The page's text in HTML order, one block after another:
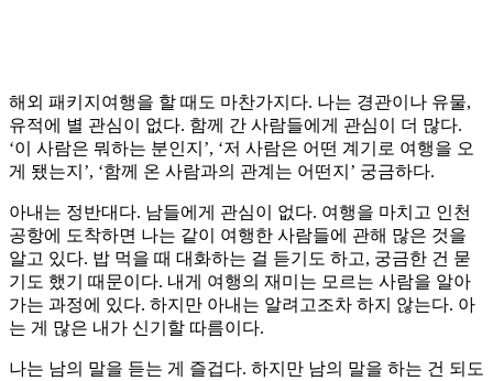
해외 패키지여행을 할 때도 마찬가지다. 나는 경관이나 유물,
유적에 별 관심이 없다. 함께 간 사람들에게 관심이 더 많다.
‘이 사람은 뭐하는 분인지’, ‘저 사람은 어떤 계기로 여행을 오
게 됐는지’, ‘함께 온 사람과의 관계는 어떤지’ 궁금하다.
아내는 정반대다. 남들에게 관심이 없다. 여행을 마치고 인천
공항에 도착하면 나는 같이 여행한 사람들에 관해 많은 것을
알고 있다. 밥 먹을 때 대화하는 걸 듣기도 하고, 궁금한 건 묻
기도 했기 때문이다. 내게 여행의 재미는 모르는 사람을 알아
가는 과정에 있다. 하지만 아내는 알려고조차 하지 않는다. 아
는 게 많은 내가 신기할 따름이다.
나는 남의 말을 듣는 게 즐겁다. 하지만 남의 말을 하는 건 되도